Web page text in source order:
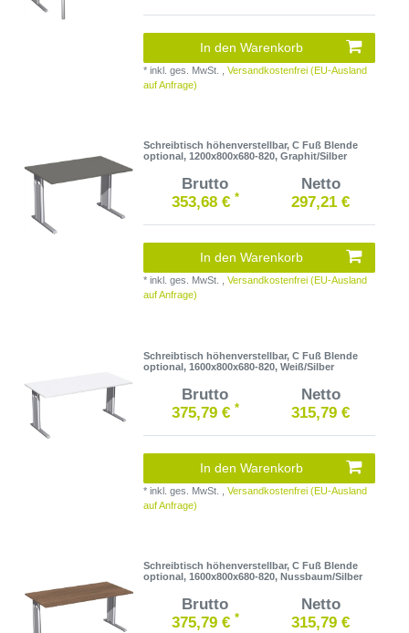
In den Warenkorb
*inkl. ges. MwSt. ,Versandkostenfrei (EU-Ausland
auf Anfrage)
Schreibtisch höhenverstellbar, C Fuß Blende
optional, 1200x800x680-820, Graphit/Silber
Brutto
Netto
353,68 € * 297,21 €
In den Warenkorb
*inkl. ges. MwSt. ,Versandkostenfrei (EU-Ausland
auf Anfrage)
Schreibtisch höhenverstellbar, C Fuß Blende
optional, 1600x800x680-820, Weiß/Silber
Brutto
Netto
375,79 € * 315,79 €
In den Warenkorb
*inkl. ges. MwSt. ,Versandkostenfrei (EU-Ausland
auf Anfrage)
Schreibtisch höhenverstellbar, C Fuß Blende
optional, 1600x800x680-820, Nussbaum/Silber
Brutto
Netto
375,79 € * 315,79 €